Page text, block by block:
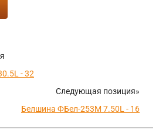
- 32
Следующая позиция»
Белшина ФБел-253М 7.50L - 16